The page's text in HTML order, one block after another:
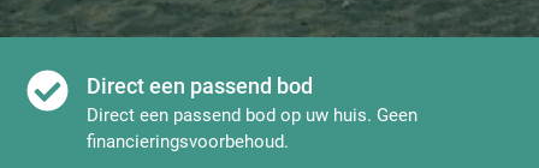
Direct een passend bod
Direct een passend bod op uw huis. Geen
financieringsvoorbehoud.